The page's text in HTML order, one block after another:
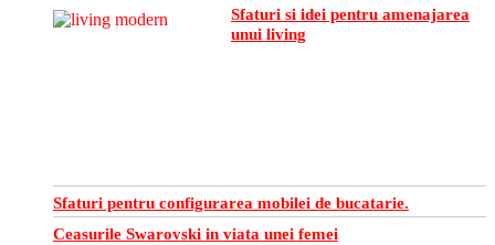
Sfaturi si idei pentru amenajarea
unui living
Sfaturi pentru configurarea mobilei de bucatarie.
Ceasurile Swarovski in viata unei femei